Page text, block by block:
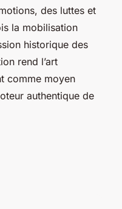
des luttes et
la mobilisation
historique des
rend l’art
comme moyen
authentique de